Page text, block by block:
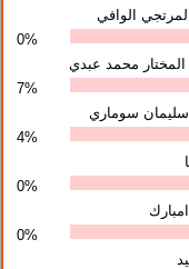
الوافي
0%
محمد عبدي
7%
سلیمان سوماري
4%
0%
0%